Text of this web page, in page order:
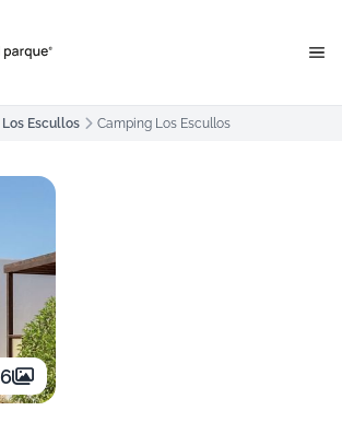
Los Escullos Camping Los Escullos
6